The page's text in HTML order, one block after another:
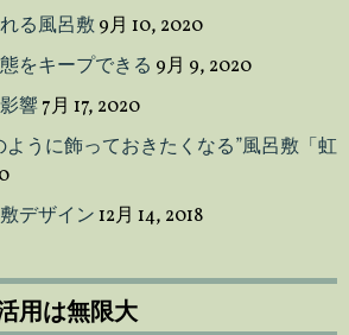
る風呂敷9月 10, 2020
をキープできる 9月 9, 2020
響7月 17, 2020
うに飾っておきたくなる”風呂敷「虹
デザイン12月 14, 2018
用は無限大